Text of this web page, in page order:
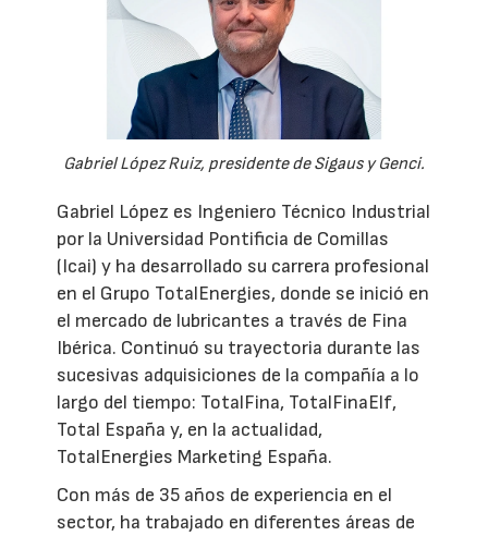
Gabriel López Ruiz, presidente de Sigaus y Genci.
Gabriel López es Ingeniero Técnico Industrial
por la Universidad Pontificia de Comillas
(Icai) y ha desarrollado su carrera profesional
en el Grupo TotalEnergies, donde se inició en
el mercado de lubricantes a través de Fina
Ibérica. Continuó su trayectoria durante las
sucesivas adquisiciones de la compañía a lo
largo del tiempo: TotalFina, TotalFinaElf,
Total España y, en la actualidad,
TotalEnergies Marketing España.
Con más de 35 años de experiencia en el
sector, ha trabajado en diferentes áreas de